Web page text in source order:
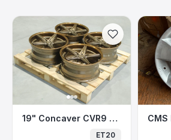
19" Concaver CVR9 Volvo
19" Concaver CVR9 Volvo 240 740 940 5x108 8.5x19 ET20
ET20
CMS